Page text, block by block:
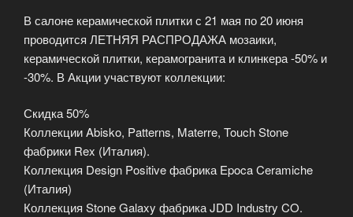
В салоне керамической плитки с 21 мая по 20 июня
проводится ЛЕТНЯЯ РАСПРОДАЖА мозаики,
керамической плитки, керамогранита и клинкера -50% и
-30%. В Акции участвуют коллекции:
Скидка 50%
Коллекции Abisko, Patterns, Materre, Touch Stone
фабрики Rex (Италия).
Коллекция Design Positive фабрика Epoca Ceramiche
(Италия)
Коллекция Stone Galaxy фабрика JDD Industry CO.